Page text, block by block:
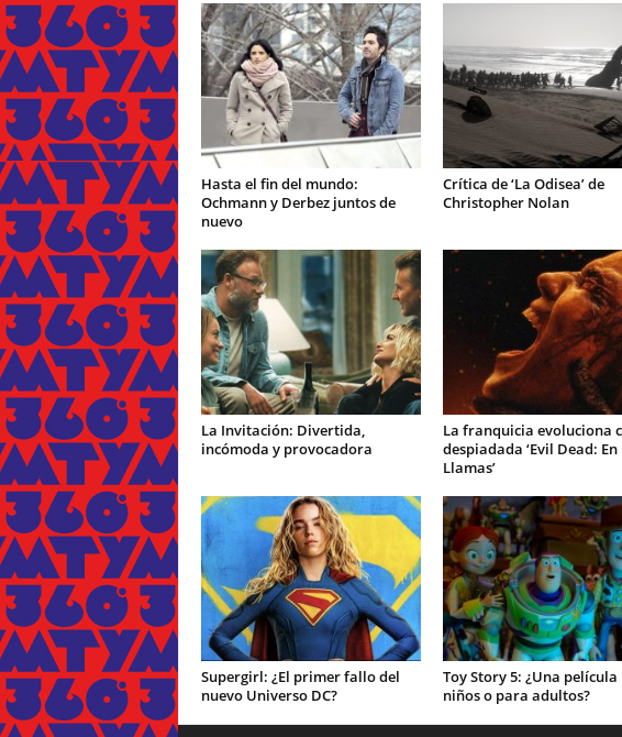
Hasta el fin del mundo:
Ochmann y Derbez juntos de
nuevo
Crítica de ‘La Odisea’ de
Christopher Nolan
La Invitación: Divertida,
incómoda y provocadora
La franquicia evoluciona
despiadada ‘Evil Dead: En
Llamas’
Supergirl: ¿El primer fallo del
nuevo Universo DC?
Toy Story 5: ¿Una
niños o para adultos?